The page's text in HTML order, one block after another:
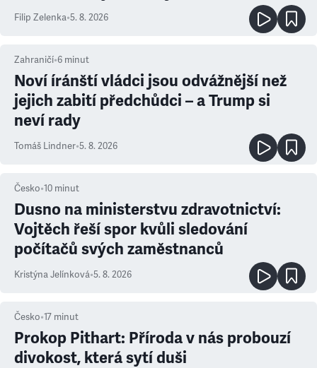
Filip Zelenka•5. 8. 2026
Zahraničí•6 minut
Noví íránští vládci jsou odvážnější než
jejich zabití předchůdci – a Trump si
neví rady
Tomáš Lindner•5. 8. 2026
Česko•10 minut
Dusno na ministerstvu zdravotnictví:
Vojtěch řeší spor kvůli sledování
počítačů svých zaměstnanců
Kristýna Jelínková•5. 8. 2026
Česko•17 minut
Prokop Pithart: Příroda v nás probouzí
divokost, která sytí duši